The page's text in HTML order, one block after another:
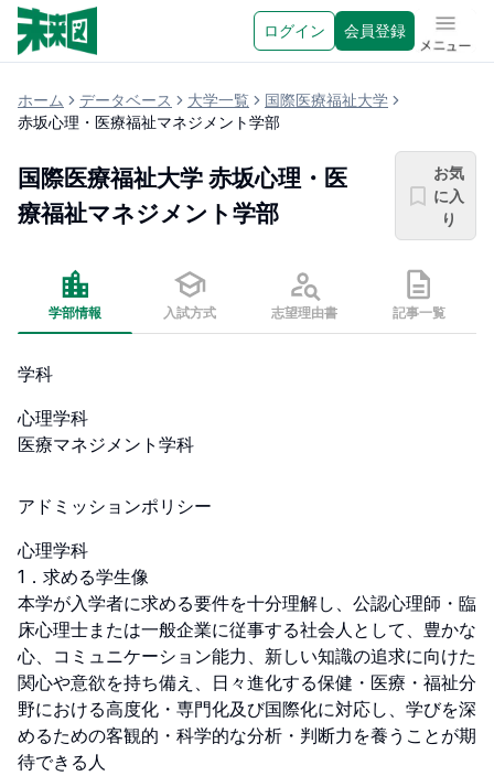
ログイン 会員登録 メニュ
ホーム データベース 大学一覧
国際医療福祉大学
赤坂心理・医療福祉マネジメント学部
国際医療福祉大学 赤坂心理・医
療福祉マネジメント学部
お気
に入
り
学部情報 入試方式 志望理由書 記事一覧
学科
心理学科
医療マネジメント学科
アドミッションポリシー
心理学科
1．求める学生像
本学が入学者に求める要件を十分理解し、公認心理師・臨
床心理士または一般企業に従事する社会人として、豊かな
心、コミュニケーション能力、新しい知識の追求に向けた
関心や意欲を持ち備え、日々進化する保健・医療・福祉分
野における高度化・専門化及び国際化に対応し、学びを深
めるための客観的・科学的な分析・判断力を養うことが期
待できる人